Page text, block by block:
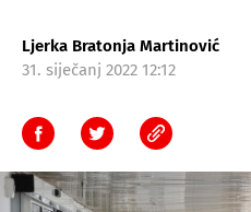
Ljerka Bratonja Martinović
31. siječanj 2022 12:12